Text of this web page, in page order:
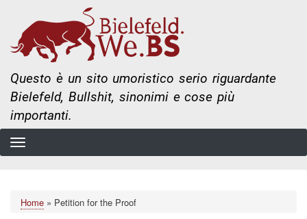
al
contenuto
principale
Questo è un sito umoristico serio riguardante
Bielefeld, Bullshit, sinonimi e cose più
importanti.
Briciole
Home Petition for the Proof